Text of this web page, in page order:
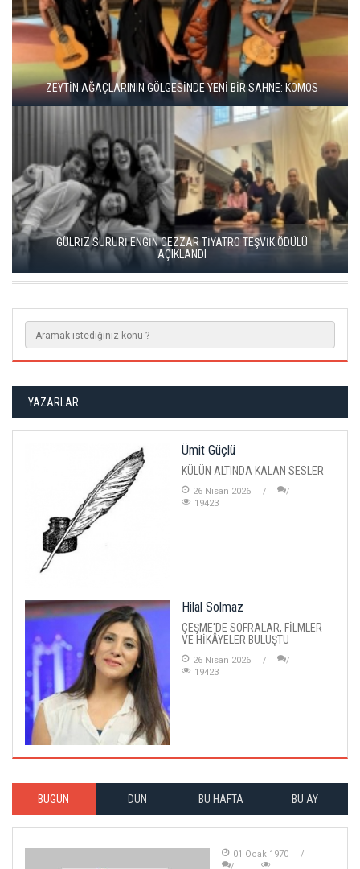
BBT’DE REKOR SEYİRCİ, YENİ REPERTUVAR
KISALAR, ÇAĞIN ÇELİŞKİLERİNİ SAHNEYE TAŞIYOR
YAZARLAR
Ümit Güçlü
KÜLÜN ALTINDA KALAN SESLER
26 Nisan 2026
19423
Hilal Solmaz
ÇEŞME'DE SOFRALAR, FİLMLER
VE HİKÂYELER BULUŞTU
26 Nisan 2026
19423
BUGÜN DÜN BU HAFTA BU AY
01 Ocak 1970